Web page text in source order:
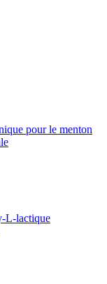
pour le menton
L-lactique